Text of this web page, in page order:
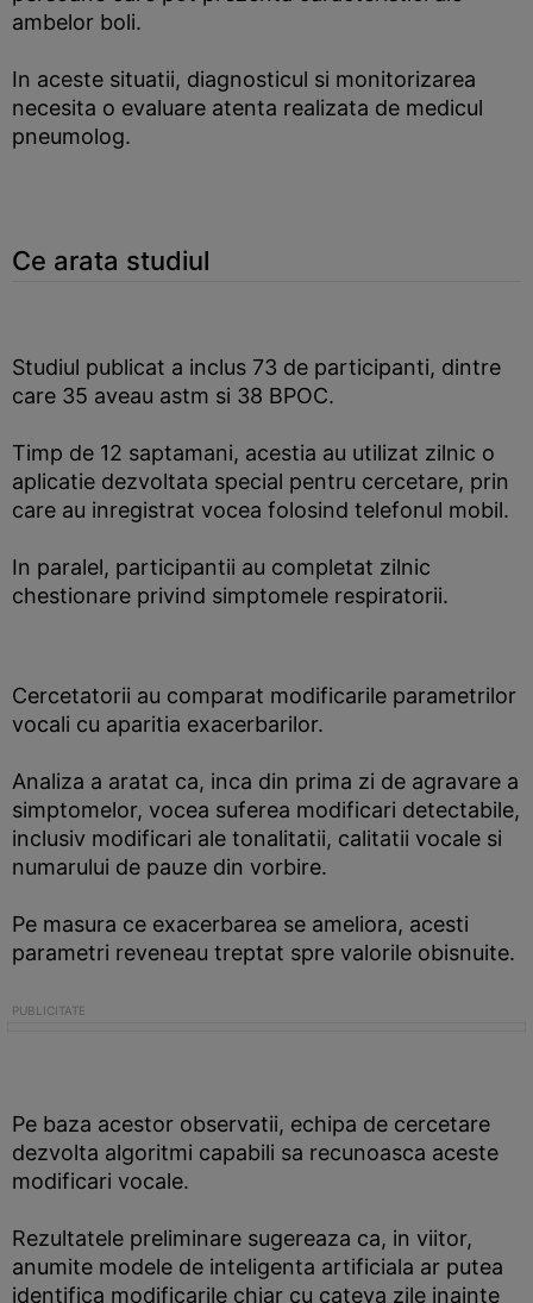
ambelor boli.
In aceste situatii, diagnosticul si monitorizarea
necesita o evaluare atenta realizata de medicul
pneumolog.
Ce arata studiul
Studiul publicat a inclus 73 de participanti, dintre
care 35 aveau astm si 38 BPOC.
Timp de 12 saptamani, acestia au utilizat zilnic o
aplicatie dezvoltata special pentru cercetare, prin
care au inregistrat vocea folosind telefonul mobil.
In paralel, participantii au completat zilnic
chestionare privind simptomele respiratorii.
Cercetatorii au comparat modificarile parametrilor
vocali cu aparitia exacerbarilor.
Analiza a aratat ca, inca din prima zi de agravare a
simptomelor, vocea suferea modificari detectabile,
inclusiv modificari ale tonalitatii, calitatii vocale si
numarului de pauze din vorbire.
Pe masura ce exacerbarea se ameliora, acesti
parametri reveneau treptat spre valorile obisnuite.
Pe baza acestor observatii, echipa de cercetare
dezvolta algoritmi capabili sa recunoasca aceste
modificari vocale.
Rezultatele preliminare sugereaza ca, in viitor,
anumite modele de inteligenta artificiala ar putea
identifica modificarile chiar cu cateva zile inainte